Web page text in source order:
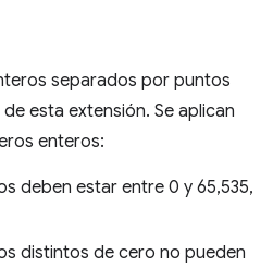
separados por puntos
esta extensión. Se aplican
enteros:
deben estar entre 0 y 65,535,
distintos de cero no pueden